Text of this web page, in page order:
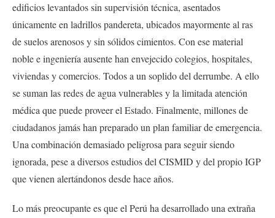
edificios levantados sin supervisión técnica, asentados
únicamente en ladrillos pandereta, ubicados mayormente al ras
de suelos arenosos y sin sólidos cimientos. Con ese material
noble e ingeniería ausente han envejecido colegios, hospitales,
viviendas y comercios. Todos a un soplido del derrumbe. A ello
se suman las redes de agua vulnerables y la limitada atención
médica que puede proveer el Estado. Finalmente, millones de
ciudadanos jamás han preparado un plan familiar de emergencia.
Una combinación demasiado peligrosa para seguir siendo
ignorada, pese a diversos estudios del CISMID y del propio IGP
que vienen alertándonos desde hace años.
Lo más preocupante es que el Perú ha desarrollado una extraña